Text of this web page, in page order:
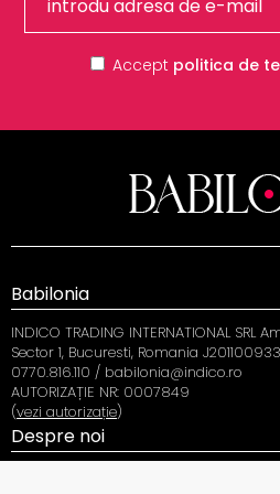
Accept politica de
Babilonia
INDICO TRADING INTERNATIONAL SRL
Sector 1, Bucuresti, Romania
0770.816.110 / babilonia@indico.ro
AUTORIZAȚIE NR: 0007849
(vezi autorizație)
Despre noi